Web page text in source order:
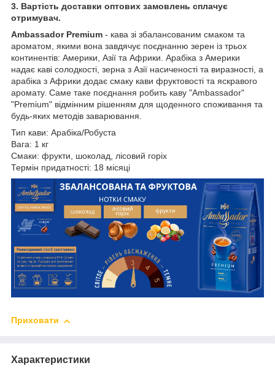
3. Вартість доставки оптових замовлень сплачує
отримувач.
Ambassador Premium - кава зі збалансованим смаком та
ароматом, якими вона завдячує поєднанню зерен із трьох
континентів: Америки, Азії та Африки. Арабіка з Америки
надає каві солодкості, зерна з Азії насиченості та виразності, а
арабіка з Африки додає смаку кави фруктовості та яскравого
аромату. Саме таке поєднання робить каву "Ambassador"
"Premium" відмінним рішенням для щоденного споживання та
будь-яких методів заварювання.
Тип кави: Арабіка/Робуста
Вага: 1 кг
Смаки: фрукти, шоколад, лісовий горіх
Термін придатності: 18 місяці
Приховати
Характеристики